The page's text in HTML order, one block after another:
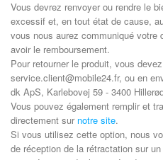
Vous devrez renvoyer ou rendre le
excessif et, en tout état de cause,
vous nous aurez communiqué votre
avoir le remboursement.
Pour retourner le produit, vous
service.client@mobile24.fr, ou en
dk ApS, Karlebovej 59 - 3400
Vous pouvez également remplir et
directement sur notre site.
Si vous utilisez cette option, nous
de réception de la rétractation sur